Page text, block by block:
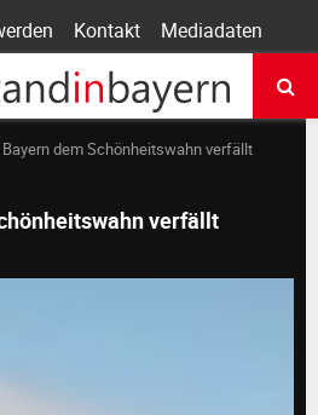
Kontakt Mediadaten
dem Schönheitswahn verfällt
verfällt